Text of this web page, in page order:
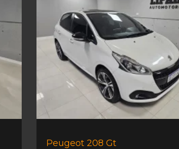
Peugeot 208 Gt